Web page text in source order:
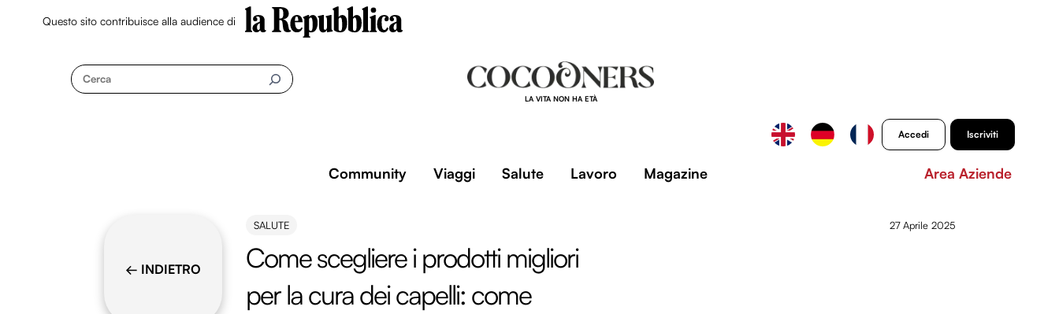
Questo sito contribuisce alla audience di
Cerca
LA VITA NON HA ETÀ
Accedi Iscriviti
Community Viaggi Salute Lavoro Magazine Area Aziende
← INDIETRO
SALUTE 27 Aprile 2025
Come scegliere i prodotti migliori
per la cura dei capelli: come